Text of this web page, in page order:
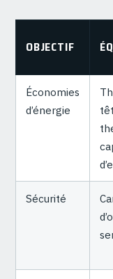
OBJECTIF
Économies
d’énergie
Sécurité